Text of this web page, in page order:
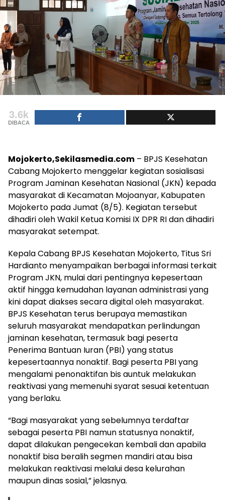
3.6k
DIBACA
Mojokerto,Sekilasmedia.com – BPJS Kesehatan
Cabang Mojokerto menggelar kegiatan sosialisasi
Program Jaminan Kesehatan Nasional (JKN) kepada
masyarakat di Kecamatan Mojoanyar, Kabupaten
Mojokerto pada Jumat (8/5). Kegiatan tersebut
dihadiri oleh Wakil Ketua Komisi IX DPR RI dan dihadiri
masyarakat setempat.
Kepala Cabang BPJS Kesehatan Mojokerto, Titus Sri
Hardianto menyampaikan berbagai informasi terkait
Program JKN, mulai dari pentingnya kepesertaan
aktif hingga kemudahan layanan administrasi yang
kini dapat diakses secara digital oleh masyarakat.
BPJS Kesehatan terus berupaya memastikan
seluruh masyarakat mendapatkan perlindungan
jaminan kesehatan, termasuk bagi peserta
Penerima Bantuan Iuran (PBI) yang status
kepesertaannya nonaktif. Bagi peserta PBI yang
mengalami penonaktifan bis auntuk melakukan
reaktivasi yang memenuhi syarat sesuai ketentuan
yang berlaku.
“Bagi masyarakat yang sebelumnya terdaftar
sebagai peserta PBI namun statusnya nonaktif,
dapat dilakukan pengecekan kembali dan apabila
nonaktif bisa beralih segmen mandiri atau bisa
melakukan reaktivasi melalui desa kelurahan
maupun dinas sosial,” jelasnya.